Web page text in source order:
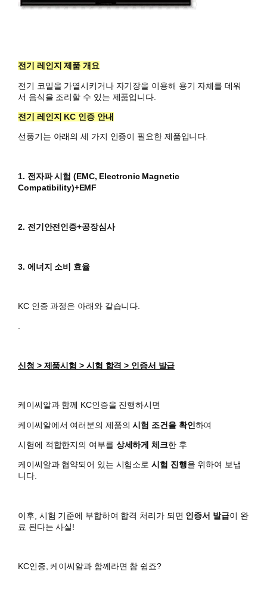
전기 레인지 제품 개요
전기 코일을 가열시키거나 자기장을 이용해 용기 자체를 데워
서 음식을 조리할 수 있는 제품입니다.
전기 레인지 KC 인증 안내
선풍기는 아래의 세 가지 인증이 필요한 제품입니다.
1. 전자파 시험 (EMC, Electronic Magnetic
Compatibility)+EMF
2. 전기안전인증+공장심사
3. 에너지 소비 효율
KC 인증 과정은 아래와 같습니다.
.
신청 > 제품시험 > 시험 합격 > 인증서 발급
케이씨알과 함께 KC인증을 진행하시면
케이씨알에서 여러분의 제품의시험 조건을 확인하여
시험에 적합한지의 여부를 상세하게 체크한 후
케이씨알과 협약되어 있는 시험소로시험 진행을 위하여 보냅
니다.
이후, 시험 기준에 부합하여 합격 처리가 되면 인증서 발급이 완
료 된다는 사실!
KC인증, 케이씨알과 함께라면 참 쉽죠?